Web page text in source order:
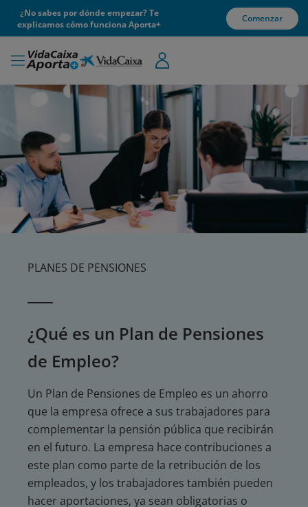
¿No sabes por dónde empezar? Te
explicamos cómo funciona Aporta+
Comenzar
PLANES DE PENSIONES
¿Qué es un Plan de Pensiones
de Empleo?
Un Plan de Pensiones de Empleo es un ahorro
que la empresa ofrece a sus trabajadores para
complementar la pensión pública que recibirán
en el futuro. La empresa hace contribuciones a
este plan como parte de la retribución de los
empleados, y los trabajadores también pueden
hacer aportaciones, ya sean obligatorias o